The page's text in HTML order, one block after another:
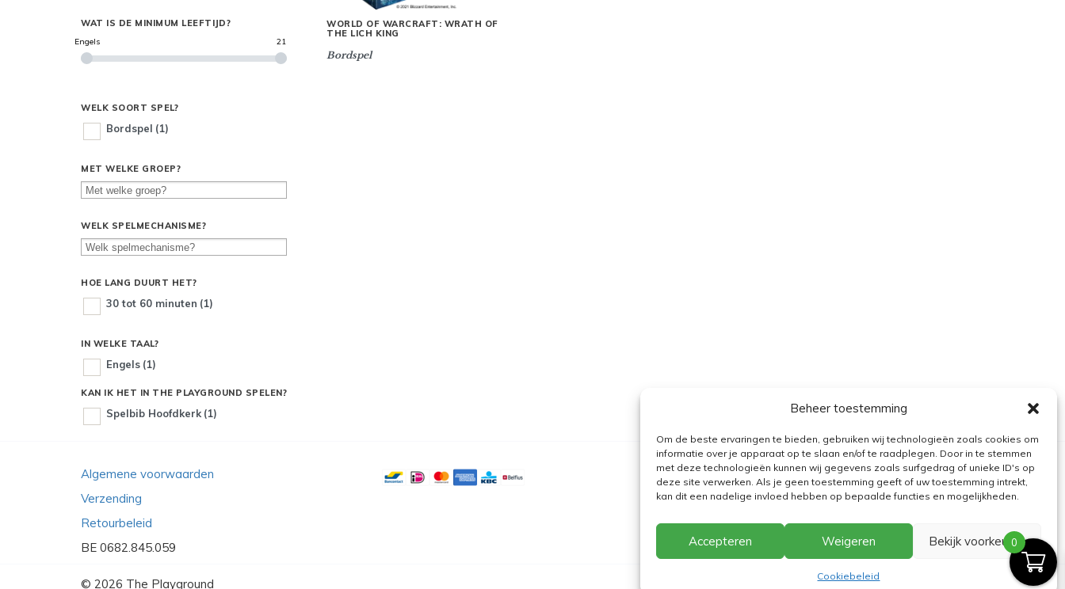
Beheer toestemming
Om de beste ervaringen te bieden, gebruiken wij technologieën zoals cookies om
informatie over je apparaat op te slaan en/of te raadplegen. Door in te stemmen
met deze technologieën kunnen wij gegevens zoals surfgedrag of unieke ID's op
deze site verwerken. Als je geen toestemming geeft of uw toestemming intrekt,
kan dit een nadelige invloed hebben op bepaalde functies en mogelijkheden.
Accepteren Weigeren Bekijk voorkeuren
Cookiebeleid
WAT IS DE MINIMUM LEEFTIJD?
Engels 21
WELK SOORT SPEL?
Bordspel (1)
MET WELKE GROEP?
WELK SPELMECHANISME?
HOE LANG DUURT HET?
30 tot 60 minuten (1)
IN WELKE TAAL?
Engels (1)
KAN IK HET IN THE PLAYGROUND SPELEN?
Spelbib Hoofdkerk (1)
WORLD OF WARCRAFT: WRATH OF
THE LICH KING
Bordspel
Algemene voorwaarden
Verzending
Retourbeleid
BE 0682.845.059
© 2026 The Playground
0